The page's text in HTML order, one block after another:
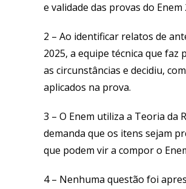
e validade das provas do Enem
2 – Ao identificar relatos de
2025, a equipe técnica que
as circunstâncias e decidiu,
aplicados na prova.
3 – O Enem utiliza a Teoria da
demanda que os itens sejam
que podem vir a compor o
4 – Nenhuma questão foi